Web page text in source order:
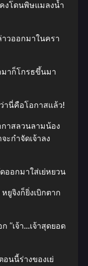
งโดนพิษแมลงน้ำ
วออกมาในครา
มาก็โกรธขึ้นมา
านี่คือโอกาสแล้ว!
กาสลวนลามน้อง
ะกำจัดเจ้าลง
ออกมาใส่เย่หยวน
ยูจิงก็ยิ่งเบิกตาก
“เจ้า…เจ้าสุดยอด
นนี้ร่างของเย่